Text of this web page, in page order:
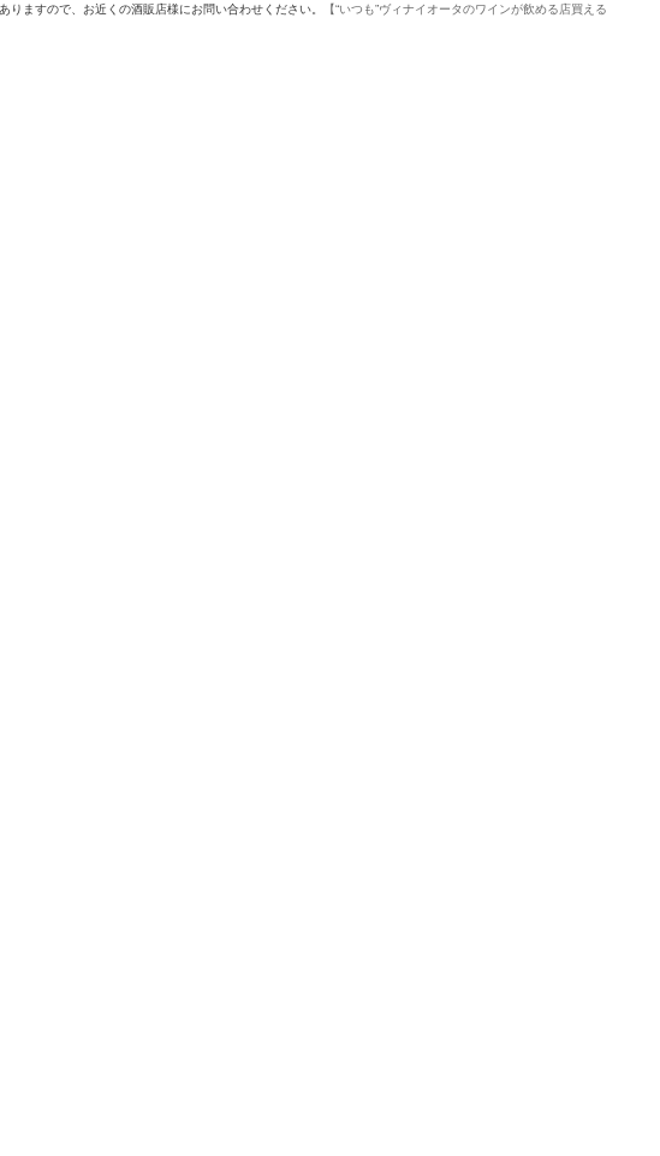
ますので、お近くの酒販店様にお問い合わせください。
【“いつも”ヴィナイオータのワインが飲める店買える